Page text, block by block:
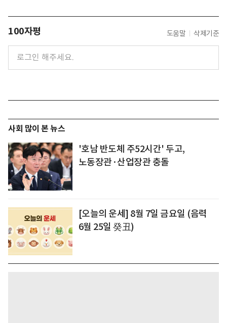
100자평 도움말 삭제기준
사회 많이 본 뉴스
'호남 반도체 주52시간' 두고,
노동장관·산업장관 충돌
[오늘의 운세] 8월 7일 금요일 (음력
6월 25일 癸丑)